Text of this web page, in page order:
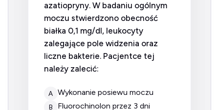
azatiopryny. W badaniu ogólnym
moczu stwierdzono obecność
białka 0,1 mg/dl, leukocyty
zalegające pole widzenia oraz
liczne bakterie. Pacjentce tej
należy zalecić:
A wykonanie posiewu moczu
B fluorochinolon przez 3 dni